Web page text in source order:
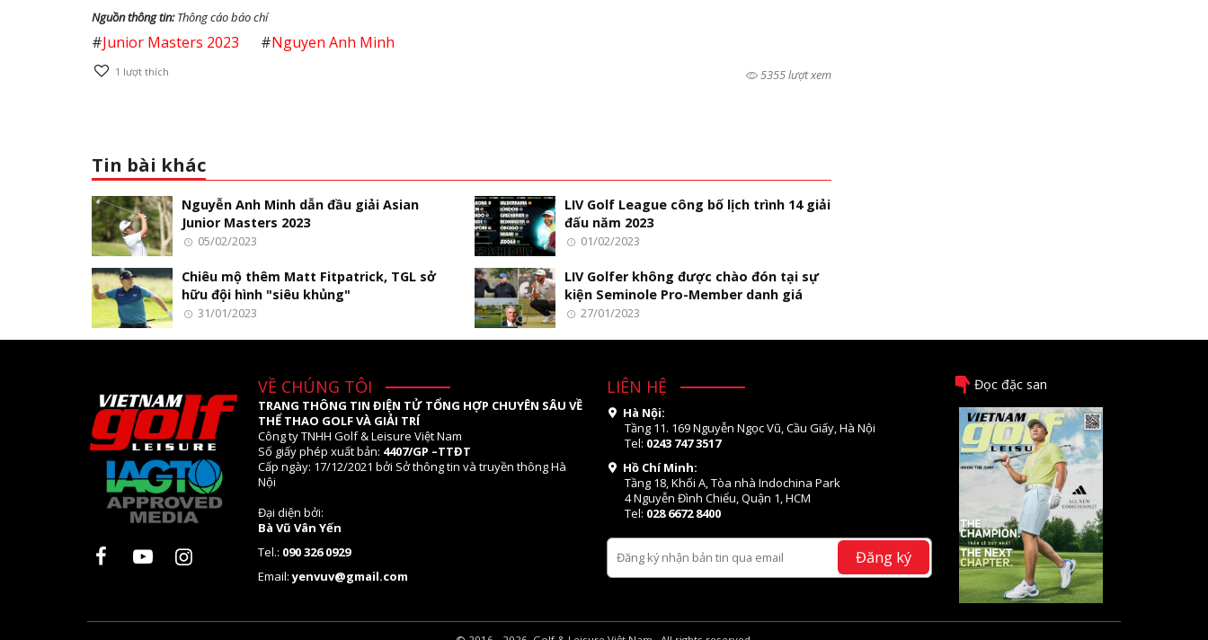
Nguồn thông tin:Thông cáo báo chí
#Junior Masters 2023 #Nguyen Anh Minh
1 lượt thích 5355 lượt xem
Tin bài khác
Nguyễn Anh Minh dẫn đầu giải Asian
Junior Masters 2023
05/02/2023
LIV Golf League công bố lịch trình 14 giải
đấu năm 2023
01/02/2023
Chiêu mộ thêm Matt Fitpatrick, TGL sở
hữu đội hình "siêu khủng"
31/01/2023
LIV Golfer không được chào đón tại sự
kiện Seminole Pro-Member danh giá
27/01/2023
VỀ CHÚNG TÔI
TRANG THÔNG TIN ĐIỆN TỬ TỔNG HỢP CHUYÊN SÂU VỀ
THỂ THAO GOLF VÀ GIẢI TRÍ
Công ty TNHH Golf & Leisure Việt Nam
Số giấy phép xuất bản: 4407/GP –TTĐT
Cấp ngày: 17/12/2021 bởi Sở thông tin và truyền thông Hà
Nội
Đại diện bởi:
Bà Vũ Vân Yến
Tel.: 090 326 0929
Email:yenvuv@gmail.com
LIÊN HỆ
Hà Nội:
Tầng 11. 169 Nguyễn Ngọc Vũ, Cầu Giấy, Hà Nội
Tel: 0243 747 3517
Hồ Chí Minh:
Tầng 18, Khối A, Tòa nhà Indochina Park
4 Nguyễn Đình Chiểu, Quận 1, HCM
Tel: 028 6672 8400
Đăng ký
Đọc đặc san